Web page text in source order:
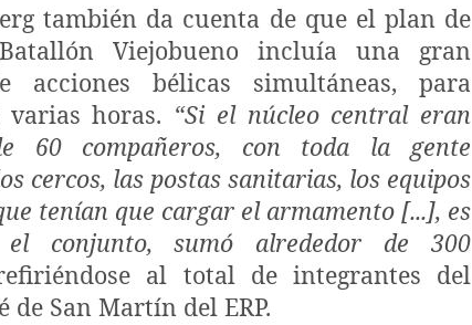
también da cuenta de que el plan de
Viejobueno incluía una gran
acciones bélicas simultáneas, para
horas. “Si el núcleo central eran
60 compañeros, con toda la gente
cercos, las postas sanitarias, los equipos
tenían que cargar el armamento [...], es
conjunto, sumó alrededor de 300
al total de integrantes del
de San Martín del ERP.